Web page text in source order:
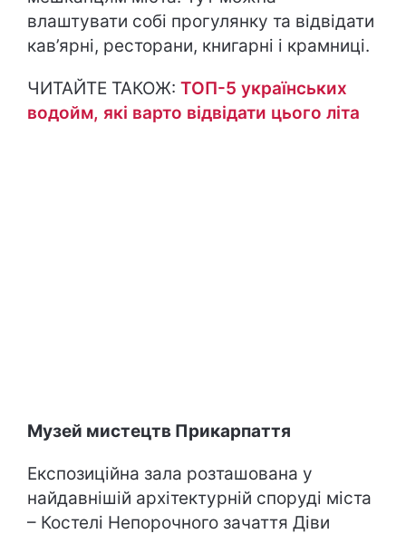
влаштувати собі прогулянку та відвідати
кав’ярні, ресторани, книгарні і крамниці.
ЧИТАЙТЕ ТАКОЖ: ТОП-5 українських
водойм, які варто відвідати цього літа
Музей мистецтв Прикарпаття
Експозиційна зала розташована у
найдавнішій архітектурній споруді міста
– Костелі Непорочного зачаття Діви